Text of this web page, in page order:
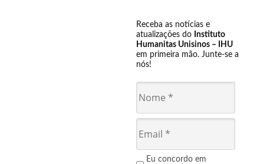
Receba as notícias e
atualizações do Instituto
Humanitas Unisinos – IHU
em primeira mão. Junte-se a
nós!
Eu concordo em